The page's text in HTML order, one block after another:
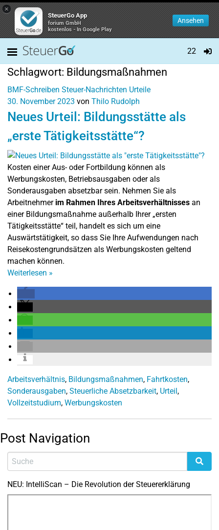
×
SteuerGo App
forium GmbH
kostenlos - In Google Play
Ansehen
22
Schlagwort: Bildungsmaßnahmen
BMF-Schreiben Steuer-Nachrichten Urteile
30. November 2023 von Thilo Rudolph
Neues Urteil: Bildungsstätte als
„erste Tätigkeitsstätte“?
Kosten einer Aus- oder Fortbildung können als
Werbungskosten, Betriebsausgaben oder als
Sonderausgaben absetzbar sein. Nehmen Sie als
Arbeitnehmer im Rahmen Ihres Arbeitsverhältnisses an
einer Bildungsmaßnahme außerhalb Ihrer „ersten
Tätigkeitsstätte“ teil, handelt es sich um eine
Auswärtstätigkeit, so dass Sie Ihre Aufwendungen nach
Reisekostengrundsätzen als Werbungskosten geltend
machen können.
Weiterlesen »
Arbeitsverhältnis, Bildungsmaßnahmen, Fahrtkosten,
Sonderausgaben, Steuerliche Absetzbarkeit, Urteil,
Vollzeitstudium, Werbungskosten
Post Navigation
NEU: IntelliScan – Die Revolution der Steuererklärung